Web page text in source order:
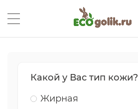
Какой у Вас тип кожи?
Жирная